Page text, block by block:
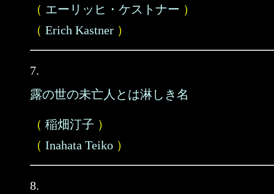
（ エーリッヒ・ケストナー ）
（ Erich Kastner ）
7.
露の世の未亡人とは淋しき名
（ 稲畑汀子 ）
（ Inahata Teiko ）
8.